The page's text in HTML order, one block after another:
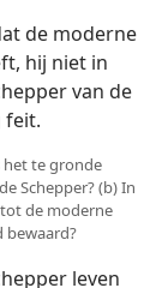
de moderne
hij niet in
van de
feit.
het te gronde
Schepper? (b) In
de moderne
bewaard?
leven